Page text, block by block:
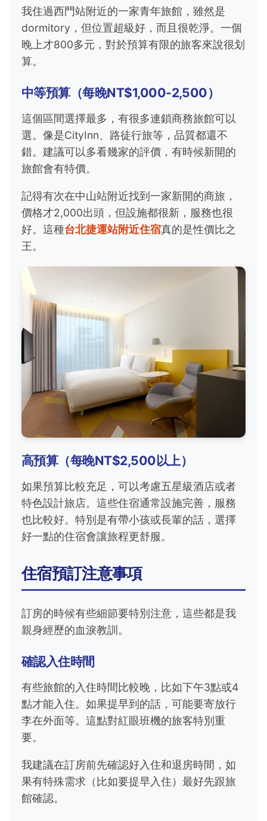
我住過西門站附近的一家青年旅館，雖然是
dormitory，但位置超級好，而且很乾淨。一個
晚上才800多元，對於預算有限的旅客來說很划
算。
中等預算（每晚NT$1,000-2,500）
這個區間選擇最多，有很多連鎖商務旅館可以
選。像是CityInn、路徒行旅等，品質都還不
錯。建議可以多看幾家的評價，有時候新開的
旅館會有特價。
記得有次在中山站附近找到一家新開的商旅，
價格才2,000出頭，但設施都很新，服務也很
好。這種台北捷運站附近住宿真的是性價比之
王。
高預算（每晚NT$2,500以上）
如果預算比較充足，可以考慮五星級酒店或者
特色設計旅店。這些住宿通常設施完善，服務
也比較好。特別是有帶小孩或長輩的話，選擇
好一點的住宿會讓旅程更舒服。
住宿預訂注意事項
訂房的時候有些細節要特別注意，這些都是我
親身經歷的血淚教訓。
確認入住時間
有些旅館的入住時間比較晚，比如下午3點或4
點才能入住。如果提早到的話，可能要寄放行
李在外面等。這點對紅眼班機的旅客特別重
要。
我建議在訂房前先確認好入住和退房時間，如
果有特殊需求（比如要提早入住）最好先跟旅
館確認。